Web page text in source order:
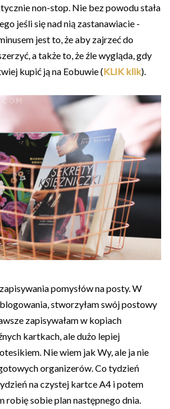
non-stop. Nie bez powodu stała
jeśli się nad nią zastanawiacie -
jest to, że aby zajrzeć do
a także to, że źle wygląda, gdy
kupić ją na Eobuwie (KLIK klik).
pomysłów na posty. W
stworzyłam swój postowy
zapisywałam w kopiach
kartkach, ale dużo lepiej
Nie wiem jak Wy, ale ja nie
organizerów. Co tydzień
na czystej kartce A4 i potem
robię sobie plan następnego dnia.